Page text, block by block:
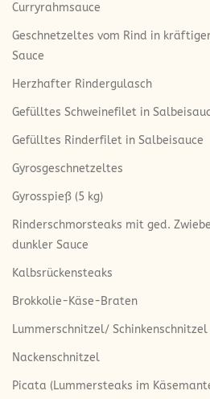
Curryrahmsauce
Geschnetzeltes vom Rind in
Sauce
Herzhafter Rindergulasch
Gefülltes Schweinefilet in
Gefülltes Rinderfilet in Salbeisauce
Gyrosgeschnetzeltes
Gyrosspieß (5 kg)
Rinderschmorsteaks mit ged.
dunkler Sauce
Kalbsrückensteaks
Brokkolie-Käse-Braten
Lummerschnitzel/ Schinkenschnitzel
Nackenschnitzel
Picata (Lummersteaks im